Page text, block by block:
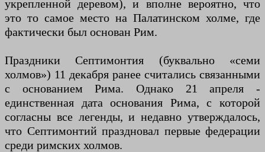
укрепленной деревом), и вполне вероятно, что
это то самое место на Палатинском холме, где
фактически был основан Рим.
Праздники Септимонтия (буквально «семи
холмов») 11 декабря ранее считались связанными
с основанием Рима. Однако 21 апреля -
единственная дата основания Рима, с которой
согласны все легенды, и недавно утверждалось,
что Септимонтий праздновал первые федерации
среди римских холмов.